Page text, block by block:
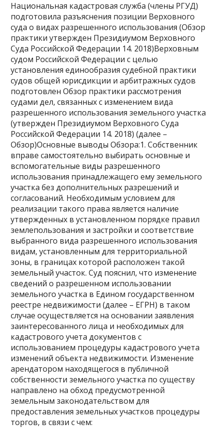
Национальная кадастровая служба (члены РГУД)
подготовила разъяснения позиции Верховного
суда о видах разрешенного использования (Обзор
практики утвержден Президиумом Верховного
Суда Российской Федерации 14. 2018)Верховным
судом Российской Федерации с целью
установления единообразия судебной практики
судов общей юрисдикции и арбитражных судов
подготовлен Обзор практики рассмотрения
судами дел, связанных с изменением вида
разрешенного использования земельного участка
(утвержден Президиумом Верховного Суда
Российской Федерации 14. 2018) (далее –
Обзор)Основные выводы Обзора:1. Собственник
вправе самостоятельно выбирать основные и
вспомогательные виды разрешенного
использования принадлежащего ему земельного
участка без дополнительных разрешений и
согласований. Необходимым условием для
реализации такого права является наличие
утвержденных в установленном порядке правил
землепользования и застройки и соответствие
выбранного вида разрешенного использования
видам, установленным для территориальной
зоны, в границах которой расположен такой
земельный участок. Суд пояснил, что изменение
сведений о разрешенном использовании
земельного участка в Едином государственном
реестре недвижимости (далее – ЕГРН) в таком
случае осуществляется на основании заявления
заинтересованного лица и необходимых для
кадастрового учета документов с
использованием процедуры кадастрового учета
изменений объекта недвижимости. Изменение
арендатором находящегося в публичной
собственности земельного участка по существу
направлено на обход предусмотренной
земельным законодательством для
предоставления земельных участков процедуры
торгов, в связи с чем: